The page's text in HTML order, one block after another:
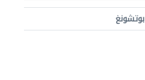
بوتشونغ